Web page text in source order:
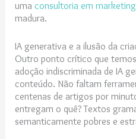
umaconsultoria em
madura.
IA generativa e a ilusão da
Outro ponto crítico que
adoção indiscriminada de IA
conteúdo. Não faltam
centenas de artigos por
entregam o quê? Textos
semanticamente pobres e